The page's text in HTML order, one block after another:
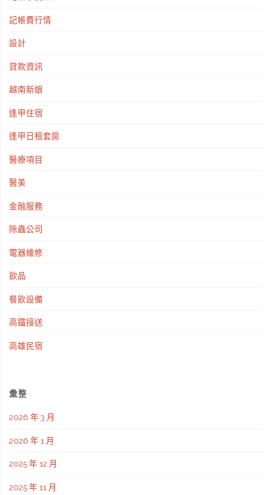
記帳費行情
設計
貸款資訊
越南新娘
逢甲住宿
逢甲日租套房
醫療項目
醫美
金融服務
除蟲公司
電器維修
飲品
餐飲設備
高鐵接送
高雄民宿
彙整
2026 年 3 月
2026 年 1 月
2025 年 12 月
2025 年 11 月